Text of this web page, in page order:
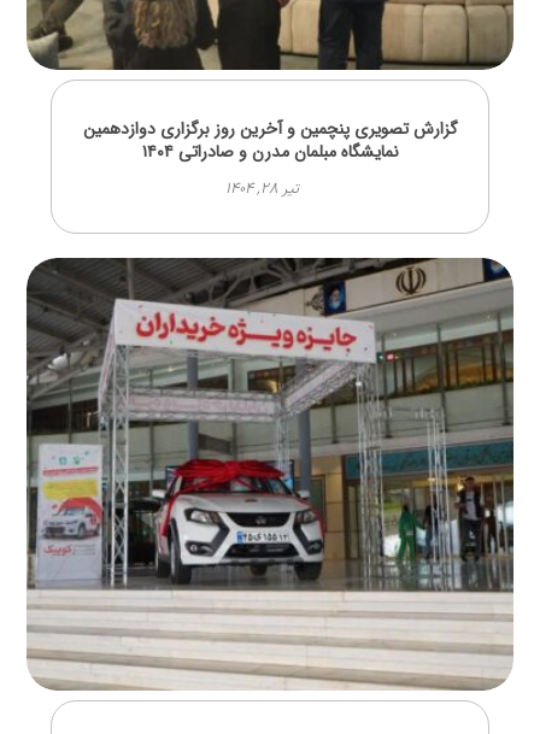
گزارش تصویری پنچمین و آخرین روز برگزاری دوازدهمین
نمایشگاه مبلمان مدرن و صادراتی ۱۴۰۴
تیر ۲۸, ۱۴۰۴